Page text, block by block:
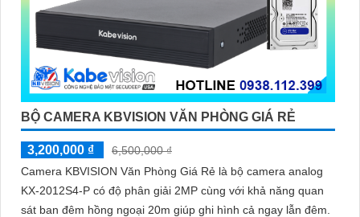
BỘ CAMERA KBVISION VĂN PHÒNG GIÁ RẺ
3,200,000 ₫
6,500,000 ₫
Camera KBVISION Văn Phòng Giá Rẻ là bộ camera analog
KX-2012S4-P có độ phân giải 2MP cùng với khả năng quan
sát ban đêm hồng ngoại 20m giúp ghi hình cả ngay lẫn đêm.